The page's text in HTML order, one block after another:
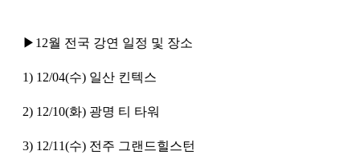
▶12월 전국 강연 일정 및 장소
1) 12/04(수) 일산 킨텍스
2) 12/10(화) 광명 티 타워
3) 12/11(수) 전주 그랜드힐스턴